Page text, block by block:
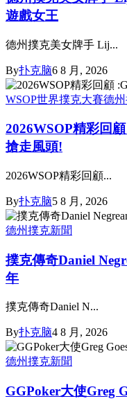
遊戲女王
德州撲克美女牌手 Lij...
By扑克脑6 8 月, 2026
WSOP世界撲克大賽德
2026WSOP精彩回
搶走風頭!
2026WSOP精彩回顧...
By扑克脑5 8 月, 2026
德州撲克新聞
撲克傳奇Daniel
年
撲克傳奇Daniel N...
By扑克脑4 8 月, 2026
德州撲克新聞
GGPoker大使Greg